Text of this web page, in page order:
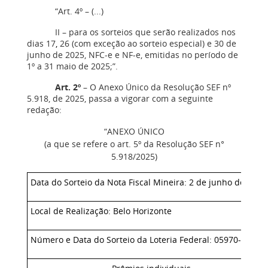
“Art. 4º – (...)
II – para os sorteios que serão realizados nos
dias 17, 26 (com exceção ao sorteio especial) e 30 de
junho de 2025, NFC-e e NF-e, emitidas no período de
1º a 31 maio de 2025;”.
Art. 2º – O Anexo Único da Resolução SEF nº
5.918, de 2025, passa a vigorar com a seguinte
redação:
“ANEXO ÚNICO
(a que se refere o art. 5º da Resolução SEF n°
5.918/2025)
Data do Sorteio da Nota Fiscal Mineira: 2 de junho de 2025
Local de Realização: Belo Horizonte
Número e Data do Sorteio da Loteria Federal: 05970-6; 31